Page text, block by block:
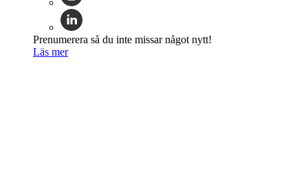
Prenumerera så du inte missar något nytt!
Läs mer